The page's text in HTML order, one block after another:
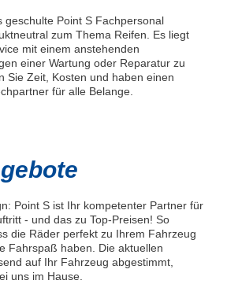
geschulte Point S Fachpersonal
zum Thema Reifen. Es liegt
mit einem anstehenden
einer Wartung oder Reparatur zu
Sie Zeit, Kosten und haben einen
für alle Belange.
Point S ist Ihr kompetenter Partner für
- und das zu Top-Preisen! So
die Räder perfekt zu Ihrem Fahrzeug
Fahrspaß haben. Die aktuellen
auf Ihr Fahrzeug abgestimmt,
uns im Hause.